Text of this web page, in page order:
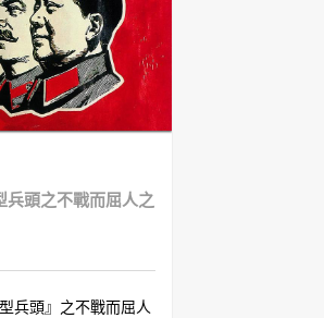
兵頭之不戰而屈人之
兵頭』之不戰而屈人